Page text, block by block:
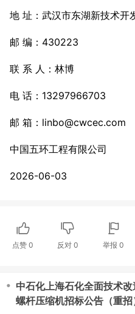
地 址：武汉市东湖新技术开
邮 编：430223
联 系 人：林博
电 话：13297966703
邮 箱：linbo@cwcec.com
中国五环工程有限公司
2026-06-03
点赞 0 反对0 举报 0
・ 中石化上海石化全面技术
螺杆压缩机招标公告（重招